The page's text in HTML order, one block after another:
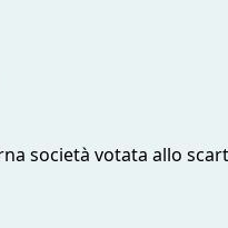
società votata allo